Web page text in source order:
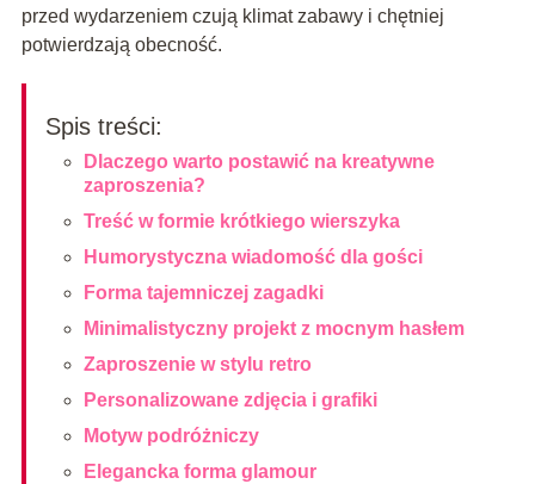
przed wydarzeniem czują klimat zabawy i chętniej
potwierdzają obecność.
Spis treści:
Dlaczego warto postawić na kreatywne
zaproszenia?
Treść w formie krótkiego wierszyka
Humorystyczna wiadomość dla gości
Forma tajemniczej zagadki
Minimalistyczny projekt z mocnym hasłem
Zaproszenie w stylu retro
Personalizowane zdjęcia i grafiki
Motyw podróżniczy
Elegancka forma glamour